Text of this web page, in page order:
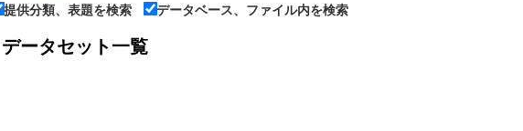
提供分類、表題を検索
データベース、ファイル内を検索
データセット一覧